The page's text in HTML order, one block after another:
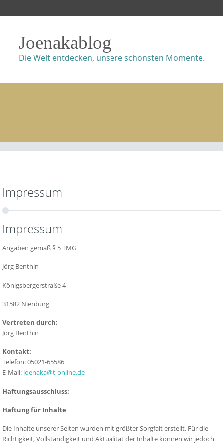
Joenakablog
Die Welt entdecken, unsere schönsten Momente.
Impressum
Impressum
Angaben gemäß § 5 TMG
Jörg Benthin
Königsbergerstraße 4
31582 Nienburg
Vertreten durch:
Jörg Benthin
Kontakt:
Telefon: 05021-65586
E-Mail: joenaka@t-online.de
Haftungsausschluss:
Haftung für Inhalte
Die Inhalte unserer Seiten wurden mit größter Sorgfalt erstellt. Für die
Richtigkeit, Vollständigkeit und Aktualität der Inhalte können wir jedoch